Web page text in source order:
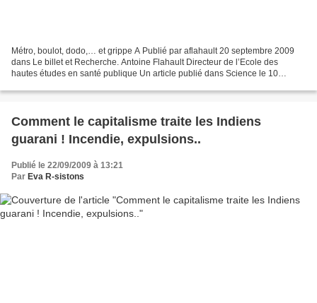
Métro, boulot, dodo,… et grippe A Publié par aflahault 20 septembre 2009
dans Le billet et Recherche. Antoine Flahault Directeur de l’Ecole des
hautes études en santé publique Un article publié dans Science le 10
Comment le capitalisme traite les Indiens
guarani ! Incendie, expulsions..
Publié le 22/09/2009 à 13:21
Par Eva R-sistons